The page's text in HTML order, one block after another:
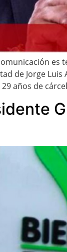
es
de Jorge Luis
años de